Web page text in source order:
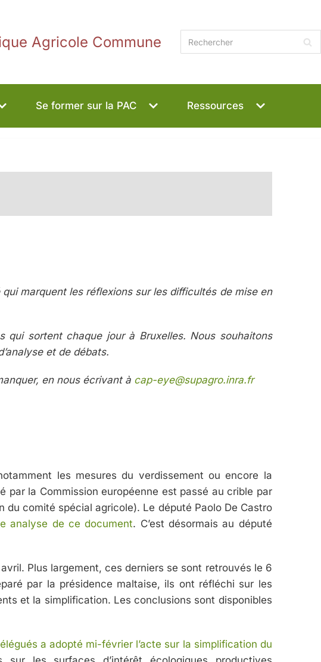
Agricole Commune
Se former sur la PAC Ressources
marquent les réflexions sur les difficultés de mise en
sortent chaque jour à Bruxelles. Nous souhaitons
et de débats.
en nous écrivant à cap-eye@supagro.inra.fr
les mesures du verdissement ou encore la
par la Commission européenne est passé au crible par
comité spécial agricole). Le député Paolo De Castro
analyse de ce document. C’est désormais au député
Plus largement, ces derniers se sont retrouvés le 6
par la présidence maltaise, ils ont réfléchi sur les
et la simplification. Les conclusions sont disponibles
a adopté mi-février l’acte sur la simplification du